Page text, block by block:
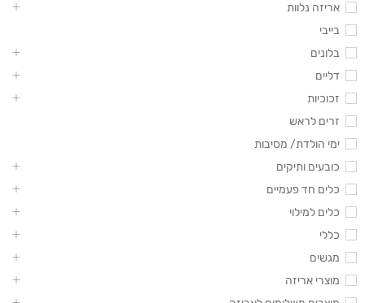
אריזה נלוות
בייבי
בלונים
דליים
זכוכיות
זרים לראש
ימי הולדת/ מסיבות
כובעים ותיקים
כלים חד פעמיים
כלים למילוי
כללי
מגשים
מוצרי אריזה